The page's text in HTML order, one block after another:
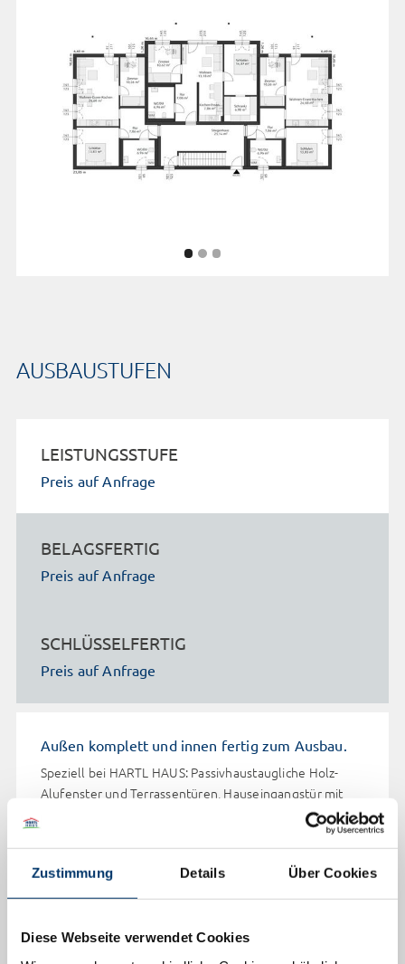
Zustimmung Details Über Cookies
Diese Webseite verwendet Cookies
AUSBAUSTUFEN
LEISTUNGSSTUFE
Preis auf Anfrage
BELAGSFERTIG
Preis auf Anfrage
SCHLÜSSELFERTIG
Preis auf Anfrage
Außen komplett und innen fertig zum Ausbau.
Speziell bei HARTL HAUS: Passivhaustaugliche Holz-
Alufenster und Terrassentüren, Hauseingangstür mit
Mehrfachverriegelung und Massivholztreppe aus
eigener Produktion, im Werk witterungsgeschützt
eingebaut – bereits ab der HARTL HAUS Leistungsstufe.
Alle Wände und Decken mit massiven Gipsfaserplatten
fertig beplankt.